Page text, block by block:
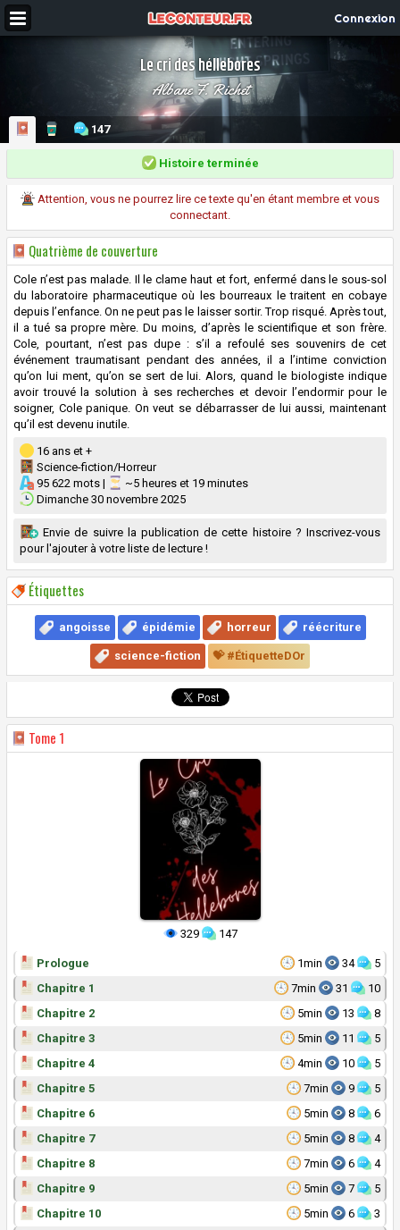
Connexion
Le cri des héllebores
Albane F. Richet
147
Histoire terminée
Attention, vous ne pourrez lire ce texte qu'en étant membre et vous
connectant.
Quatrième de couverture
Cole n’est pas malade. Il le clame haut et fort, enfermé dans le sous-sol
du laboratoire pharmaceutique où les bourreaux le traitent en cobaye
depuis l’enfance. On ne peut pas le laisser sortir. Trop risqué. Après tout,
il a tué sa propre mère. Du moins, d’après le scientifique et son frère.
Cole, pourtant, n’est pas dupe : s’il a refoulé ses souvenirs de cet
événement traumatisant pendant des années, il a l’intime conviction
qu’on lui ment, qu’on se sert de lui. Alors, quand le biologiste indique
avoir trouvé la solution à ses recherches et devoir l’endormir pour le
soigner, Cole panique. On veut se débarrasser de lui aussi, maintenant
qu’il est devenu inutile.
16 ans et +
Science-fiction/Horreur
95 622 mots |
~5 heures et 19 minutes
Dimanche 30 novembre 2025
Envie de suivre la publication de cette histoire ? Inscrivez-vous
pour l'ajouter à votre liste de lecture !
Étiquettes
angoisse épidémie horreur réécriture
science-fiction 💝 #ÉtiquetteDOr
Tome 1
329 147
1min 34 5
Prologue
7min
31 10
Chapitre 1
5min
13 8
Chapitre 2
5min
11 5
Chapitre 3
4min
10 5
Chapitre 4
7min
9 5
Chapitre 5
5min
8 6
Chapitre 6
5min
8 4
Chapitre 7
7min
6 4
Chapitre 8
5min
7 5
Chapitre 9
5min
6 3
Chapitre 10